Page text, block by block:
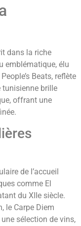
dans la riche
emblématique, élu
Beats, reflète
tunisienne brille
offrant une
de l’accueil
comme El
du XIIe siècle.
le Carpe Diem
sélection de vins,